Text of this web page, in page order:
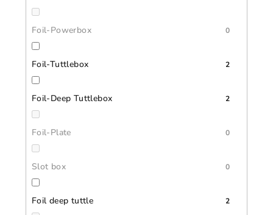
Foil-Powerbox 0
Foil-Tuttlebox 2
Foil-Deep Tuttlebox 2
Foil-Plate 0
Slot box 0
Foil deep tuttle 2